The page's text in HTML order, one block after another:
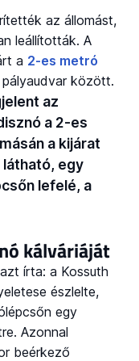
az állomást,
leállították. A
a 2-es metró
között.
az
a 2-es
a kijárat
egy
lefelé, a
kálváriáját
írta: a Kossuth
észlelte,
egy
Azonnal
beérkező